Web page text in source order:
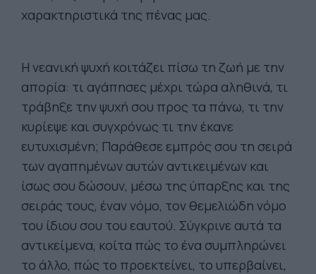
χαρακτηριστικά της πένας μας.
Η νεανική ψυχή κοιτάζει πίσω τη ζωή με την
απορία: τι αγάπησες μέχρι τώρα αληθινά, τι
τράβηξε την ψυχή σου προς τα πάνω, τι την
κυρίεψε και συγχρόνως τι την έκανε
ευτυχισμένη; Παράθεσε εμπρός σου τη σειρά
των αγαπημένων αυτών αντικειμένων και
ίσως σου δώσουν, μέσω της ύπαρξης και της
σειράς τους, έναν νόμο, τον θεμελιώδη νόμο
του ίδιου σου του εαυτού. Σύγκρινε αυτά τα
αντικείμενα, κοίτα πώς το ένα συμπληρώνει
το άλλο, πώς το προεκτείνει, το υπερβαίνει,